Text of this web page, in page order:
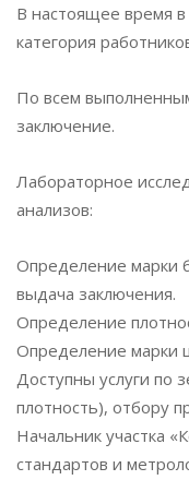
В настоящее время
категория
По всем
заключение.
Лабораторное
анализов:
Определение марки
выдача заключения.
Определение
Определение марки
Доступны услуги по
плотность), отбору
Начальник участка
стандартов и